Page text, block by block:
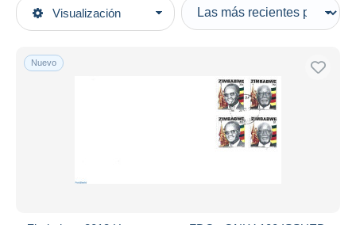
Visualización
Categorías principales
África
Tipo de venta
Activas
Nuevo